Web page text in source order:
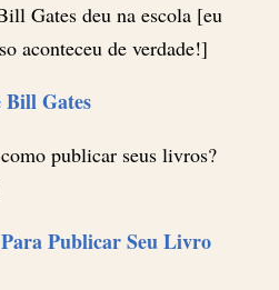
Gates deu na escola [eu
aconteceu de verdade!]
Bill Gates
publicar seus livros?
Publicar Seu Livro